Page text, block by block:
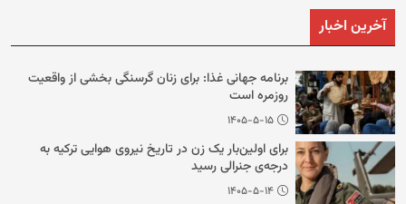
آخرین اخبار
برنامه جهانی غذا: برای زنان گرسنگی بخشی از واقعیت
روزمره است
۱۴۰۵-۵-۱۵
برای اولین‌بار یک زن در تاریخ نیروی هوایی ترکیه به
درجه‌ی جنرالی رسید
۱۴۰۵-۵-۱۴